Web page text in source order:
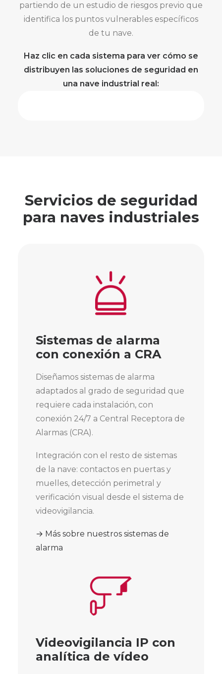
partiendo de un estudio de riesgos previo que
identifica los puntos vulnerables específicos
de tu nave.
Haz clic en cada sistema para ver cómo se
distribuyen las soluciones de seguridad en
una nave industrial real:
Servicios de seguridad
para naves industriales
Sistemas de alarma
con conexión a CRA
Diseñamos sistemas de alarma
adaptados al grado de seguridad que
requiere cada instalación, con
conexión 24/7 a Central Receptora de
Alarmas (CRA).
Integración con el resto de sistemas
de la nave: contactos en puertas y
muelles, detección perimetral y
verificación visual desde el sistema de
videovigilancia.
→ Más sobre nuestros sistemas de
alarma
Videovigilancia IP con
analítica de vídeo